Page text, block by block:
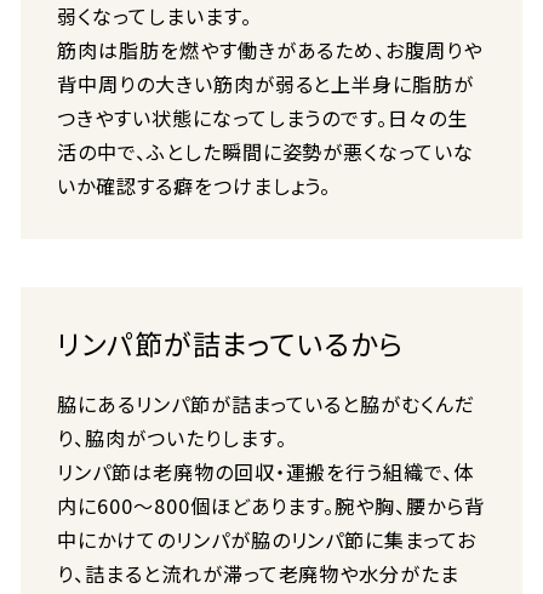
弱くなってしまいます。
筋肉は脂肪を燃やす働きがあるため、お腹周りや
背中周りの大きい筋肉が弱ると上半身に脂肪が
つきやすい状態になってしまうのです。日々の生
活の中で、ふとした瞬間に姿勢が悪くなっていな
いか確認する癖をつけましょう。
リンパ節が詰まっているから
脇にあるリンパ節が詰まっていると脇がむくんだ
り、脇肉がついたりします。
リンパ節は老廃物の回収・運搬を行う組織で、体
内に600～800個ほどあります。腕や胸、腰から背
中にかけてのリンパが脇のリンパ節に集まってお
り、詰まると流れが滞って老廃物や水分がたま